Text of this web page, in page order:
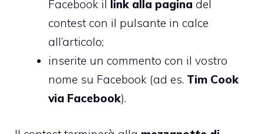
Facebook il link alla pagina del
contest con il pulsante in calce
all’articolo;
inserite un commento con il vostro
nome su Facebook (ad es. Tim Cook
via Facebook).